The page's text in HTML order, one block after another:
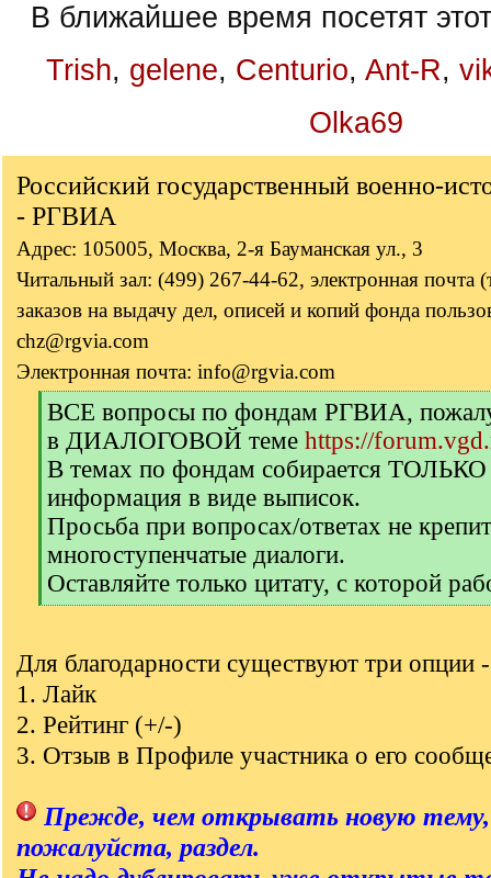
В ближайшее время посетят
Trish, gelene, Centurio, Ant-R,
Olka69
Российский государственный военно-
- РГВИА
Адрес: 105005, Москва, 2-я Бауманская ул., 3
Читальный зал: (499) 267-44-62, электронная почта
заказов на выдачу дел, описей и копий фонда
chz@rgvia.com
Электронная почта: info@rgvia.com
[
q
]
ВСЕ вопросы по фондам РГВИА,
в ДИАЛОГОВОЙ теме https://
В темах по фондам собирается ТОЛЬКО
информация в виде выписок.
Просьба при вопросах/ответах не
многоступенчатые диалоги.
Оставляйте только цитату, с которой
[
]
Для благодарности существуют три опции -
1. Лайк
2. Рейтинг (+/-)
3. Отзыв в Профиле участника о его
Прежде, чем открывать новую
пожалуйста, раздел.